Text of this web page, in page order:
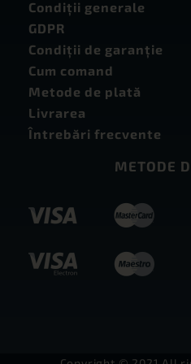
Condiţii generale
GDPR
Condiţii de garanţie
Cum comand
Metode de plată
Livrarea
Întrebări frecvente
METODE